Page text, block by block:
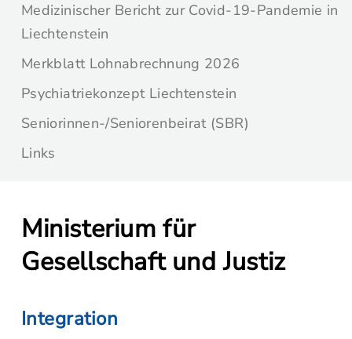
Medizinischer Bericht zur Covid-19-Pandemie in
Liechtenstein
Merkblatt Lohnabrechnung 2026
Psychiatriekonzept Liechtenstein
Seniorinnen-/Seniorenbeirat (SBR)
Links
Ministerium für
Gesellschaft und Justiz
Integration